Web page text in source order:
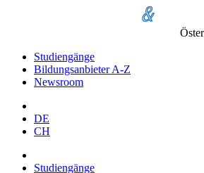
Studiengänge
Bildungsanbieter A-Z
Newsroom
DE
CH
Studiengänge